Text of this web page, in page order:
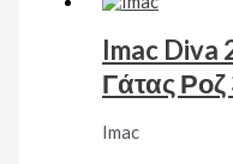
Imac Diva
Γάτας Ροζ
Imac